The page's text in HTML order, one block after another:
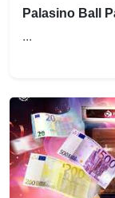
Palasino Ball
...